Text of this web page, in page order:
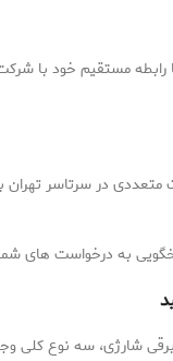
مستقیم خود با
در سرتاسر تهران
به درخواست های
شارژی، سه نوع کلی